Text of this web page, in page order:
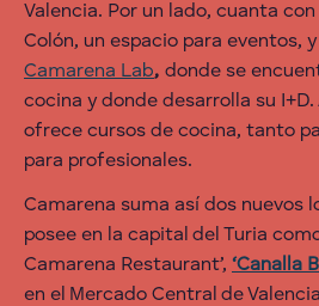
Valencia. Por un lado, cuanta
Colón, un espacio para eventos,
Camarena Lab, donde se
cocina y donde desarrolla su
ofrece cursos de cocina, tanto
para profesionales.
Camarena suma así dos nuevos
posee en la capital del Turia
Camarena Restaurant’, ‘Canalla
en el Mercado Central de